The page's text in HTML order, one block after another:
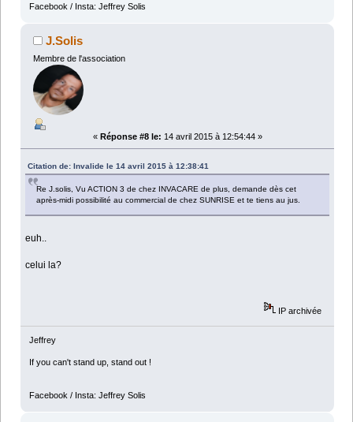
Facebook / Insta: Jeffrey Solis
J.Solis
Membre de l'association
« Réponse #8 le: 14 avril 2015 à 12:54:44 »
Citation de: Invalide le 14 avril 2015 à 12:38:41
Re J.solis, Vu ACTION 3 de chez INVACARE de plus, demande dès cet
après-midi possibilité au commercial de chez SUNRISE et te tiens au jus.
euh..
celui la?
IP archivée
Jeffrey
If you can't stand up, stand out !
Facebook / Insta: Jeffrey Solis